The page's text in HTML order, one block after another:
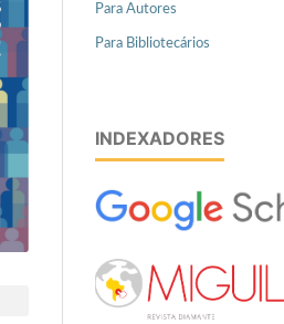
Para Autores
Para Bibliotecários
INDEXADORES